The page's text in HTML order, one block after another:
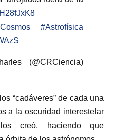
#Astrofísica
(@CRCiencia)
“cadáveres” de cada una
a la oscuridad interestelar
creó, haciendo que